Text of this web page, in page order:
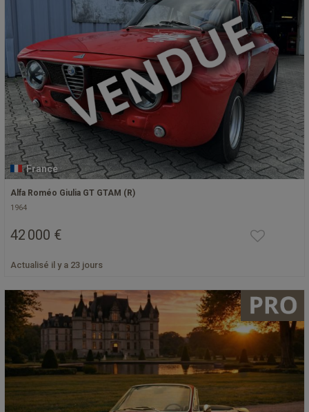
France
Alfa Roméo Giulia GT GTAM (R)
1964
42 000 €
Actualisé il y a 23 jours